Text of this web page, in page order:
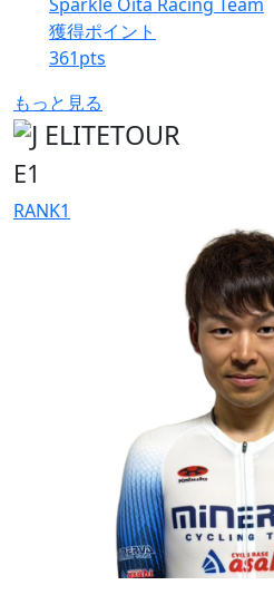
獲得ポイント
361pts
もっと見る
E1
RANK1